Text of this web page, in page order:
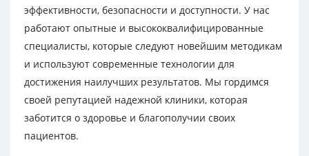
эффективности, безопасности и доступности. У нас
работают опытные и высококвалифицированные
специалисты, которые следуют новейшим методикам
и используют современные технологии для
достижения наилучших результатов. Мы гордимся
своей репутацией надежной клиники, которая
заботится о здоровье и благополучии своих
пациентов.